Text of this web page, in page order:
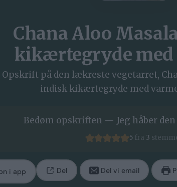
Chana Aloo
kikærtegryde
Opskrift på den lækreste vegetarret,
indisk kikærtegryde med
Bedøm opskriften — Jeg håber
5 fra 3
i app Del Del vi email